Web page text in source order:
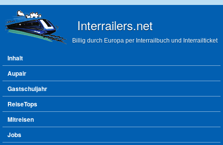
Interrailers.net
Billig durch Europa per Interrailbuch und Interrailticket
Hauptmenü
Inhalt
Aupair
Gastschuljahr
ReiseTops
Mitreisen
Jobs